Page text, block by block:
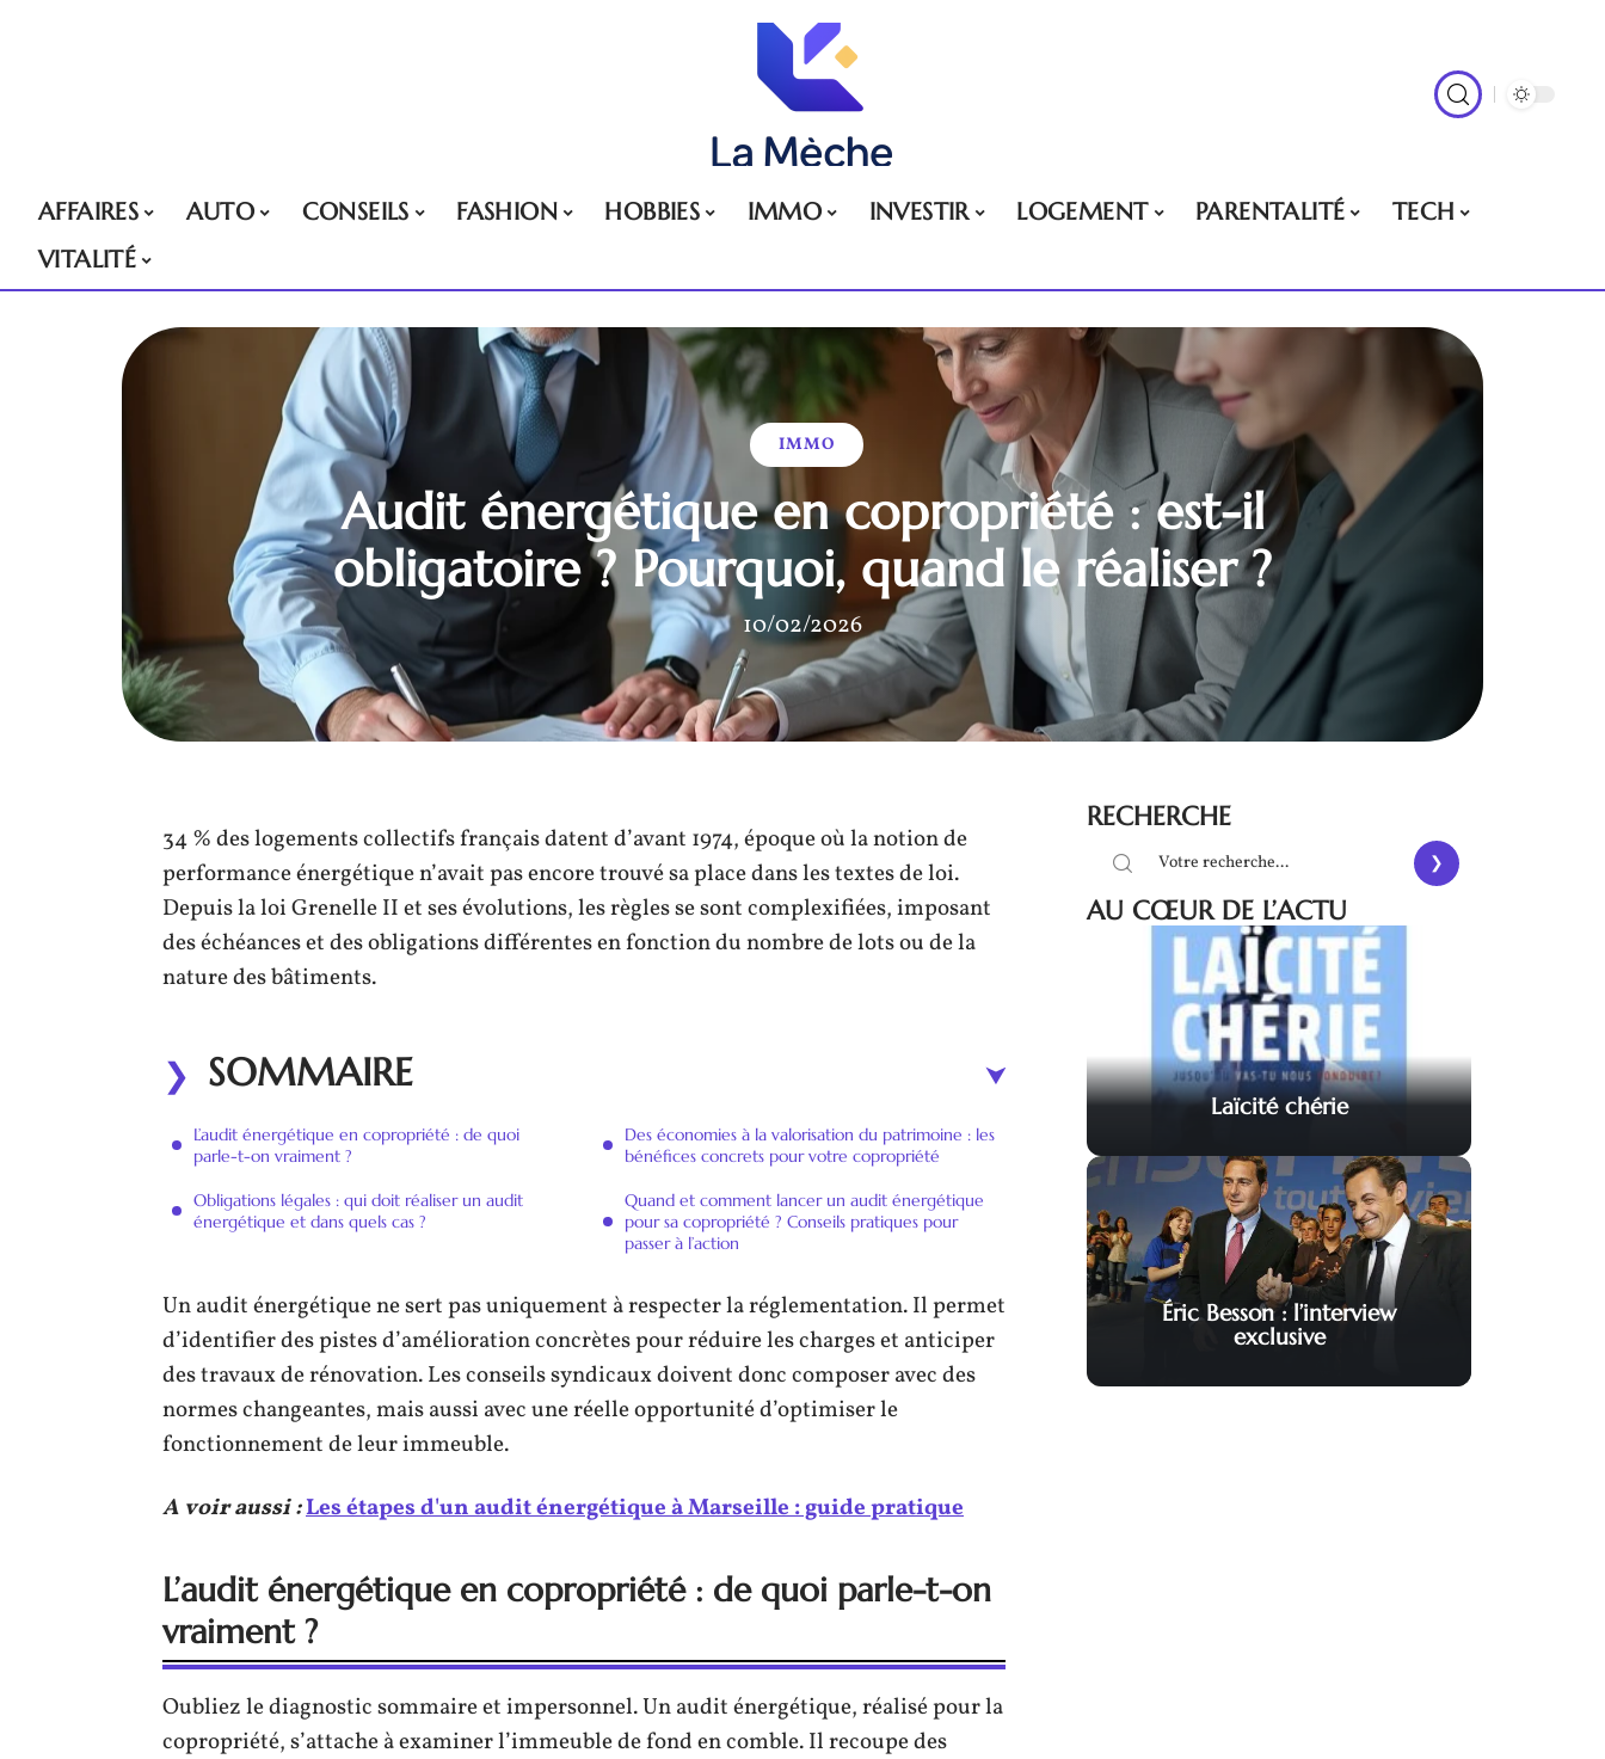
AFFAIRES AUTO CONSEILS FASHION HOBBIES IMMO INVESTIR LOGEMENT PARENTALITÉ
TECH
VITALITÉ
IMMO
Audit énergétique en copropriété : est-il
obligatoire ? Pourquoi, quand le réaliser ?
10/02/2026
34 % des logements collectifs français datent d’avant 1974, époque où la notion de
performance énergétique n’avait pas encore trouvé sa place dans les textes de loi.
Depuis la loi Grenelle II et ses évolutions, les règles se sont complexifiées, imposant
des échéances et des obligations différentes en fonction du nombre de lots ou de la
nature des bâtiments.
SOMMAIRE
L’audit énergétique en copropriété : de quoi
parle-t-on vraiment ?
Obligations légales : qui doit réaliser un audit
énergétique et dans quels cas ?
Des économies à la valorisation du patrimoine : les
bénéfices concrets pour votre copropriété
Quand et comment lancer un audit énergétique
pour sa copropriété ? Conseils pratiques pour
passer à l’action
Un audit énergétique ne sert pas uniquement à respecter la réglementation. Il permet
d’identifier des pistes d’amélioration concrètes pour réduire les charges et anticiper
des travaux de rénovation. Les conseils syndicaux doivent donc composer avec des
normes changeantes, mais aussi avec une réelle opportunité d’optimiser le
fonctionnement de leur immeuble.
A voir aussi :Les étapes d'un audit énergétique à Marseille : guide pratique
L’audit énergétique en copropriété : de quoi parle-t-on
vraiment ?
Oubliez le diagnostic sommaire et impersonnel. Un audit énergétique, réalisé pour la
copropriété, s’attache à examiner l’immeuble de fond en comble. Il recoupe des
RECHERCHE
AU CŒUR DE L’ACTU
Laïcité chérie
Éric Besson : l’interview
exclusive